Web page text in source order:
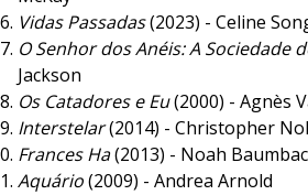
Vidas Passadas(2023) - Celine
O Senhor dos Anéis: A Sociedade
Jackson
Os Catadores e Eu(2000) - Agnès
Interstelar(2014) - Christopher
Frances Ha(2013) - Noah
Aquário(2009) - Andrea Arnold